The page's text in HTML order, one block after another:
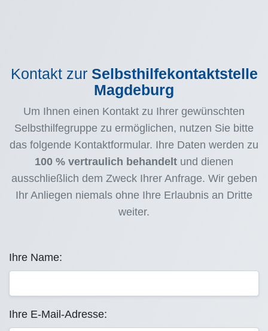
Kontakt zur Selbsthilfekontaktstelle
Magdeburg
Um Ihnen einen Kontakt zu Ihrer gewünschten
Selbsthilfegruppe zu ermöglichen, nutzen Sie bitte
das folgende Kontaktformular. Ihre Daten werden zu
100 % vertraulich behandelt und dienen
ausschließlich dem Zweck Ihrer Anfrage. Wir geben
Ihr Anliegen niemals ohne Ihre Erlaubnis an Dritte
weiter.
Ihre Name:
Ihre E-Mail-Adresse: